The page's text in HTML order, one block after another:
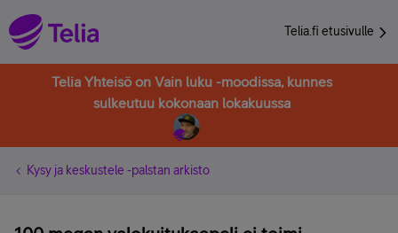
Telia.fi etusivulle
Telia Yhteisö on Vain luku -moodissa, kunnes
sulkeutuu kokonaan lokakuussa
Kysy ja keskustele -palstan arkisto